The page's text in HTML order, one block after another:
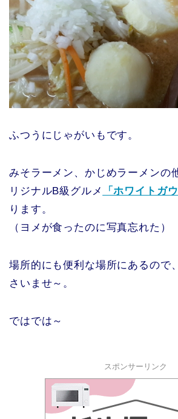
ふつうにじゃがいもです。
みそラーメン、かじめラーメンの
リジナルB級グルメ
「ホワイトガ
ります。
（ヨメが食ったのに写真忘れた）
場所的にも便利な場所にあるので
さいませ～。
ではでは～
スポンサーリンク